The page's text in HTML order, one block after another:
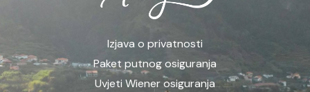
Izjava o privatnosti
Paket putnog osiguranja
Uvjeti Wiener osiguranja